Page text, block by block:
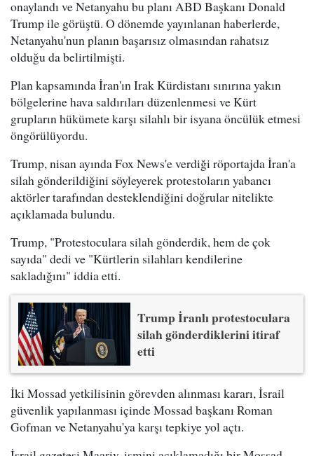
onaylandı ve Netanyahu bu planı ABD Başkanı Donald
Trump ile görüştü. O dönemde yayınlanan haberlerde,
Netanyahu'nun planın başarısız olmasından rahatsız
olduğu da belirtilmişti.
Plan kapsamında İran'ın Irak Kürdistanı sınırına yakın
bölgelerine hava saldırıları düzenlenmesi ve Kürt
grupların hükümete karşı silahlı bir isyana öncülük etmesi
öngörülüyordu.
Trump, nisan ayında Fox News'e verdiği röportajda İran'a
silah gönderildiğini söyleyerek protestoların yabancı
aktörler tarafından desteklendiğini doğrular nitelikte
açıklamada bulundu.
Trump, "Protestoculara silah gönderdik, hem de çok
sayıda" dedi ve "Kürtlerin silahları kendilerine
sakladığını" iddia etti.
Trump İranlı protestoculara
silah gönderdiklerini itiraf
etti
İki Mossad yetkilisinin görevden alınması kararı, İsrail
güvenlik yapılanması içinde Mossad başkanı Roman
Gofman ve Netanyahu'ya karşı tepkiye yol açtı.